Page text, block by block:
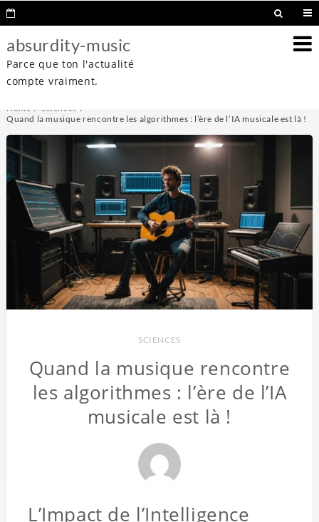
absurdity-music
Parce que ton l'actualité
compte vraiment.
Home
Sciences
Quand la musique rencontre les algorithmes : l’ère de l’IA musicale est là !
SCIENCES
Quand la musique rencontre
les algorithmes : l’ère de l’IA
musicale est là !
L’Impact de l’Intelligence